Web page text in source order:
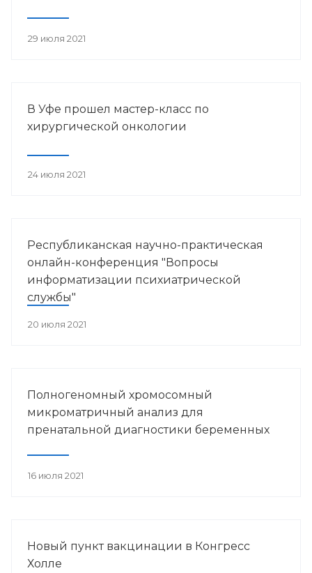
29 июля 2021
В Уфе прошел мастер-класс по
хирургической онкологии
24 июля 2021
Республиканская научно-практическая
онлайн-конференция "Вопросы
информатизации психиатрической
службы"
20 июля 2021
Полногеномный хромосомный
микроматричный анализ для
пренатальной диагностики беременных
16 июля 2021
Новый пункт вакцинации в Конгресс
Холле